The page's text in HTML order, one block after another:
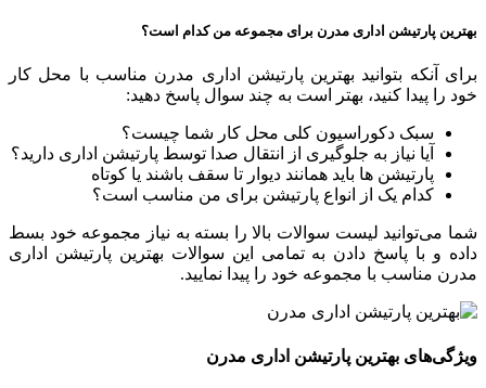
بهترین پارتیشن اداری مدرن برای مجموعه من کدام است؟
برای آنکه بتوانید بهترین پارتیشن اداری مدرن مناسب با محل کار
خود را پیدا کنید، بهتر است به چند سوال پاسخ دهید:
سبک دکوراسیون کلی محل کار شما چیست؟
آیا نیاز به جلوگیری از انتقال صدا توسط پارتیشن اداری دارید؟
پارتیشن ها باید همانند دیوار تا سقف باشند یا کوتاه
کدام یک از انواع پارتیشن برای من مناسب است؟
شما می‌توانید لیست سوالات بالا را بسته به نیاز مجموعه خود بسط
داده و با پاسخ دادن به تمامی این سوالات بهترین پارتیشن اداری
مدرن مناسب با مجموعه خود را پیدا نمایید.
ویژگی‌های بهترین پارتیشن اداری مدرن